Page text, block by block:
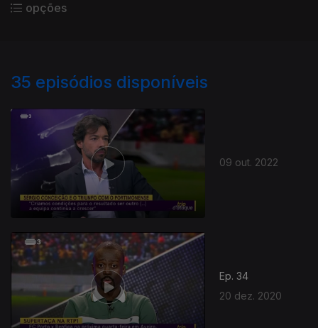
opções
35 episódios disponíveis
09 out. 2022
Ep. 34
20 dez. 2020